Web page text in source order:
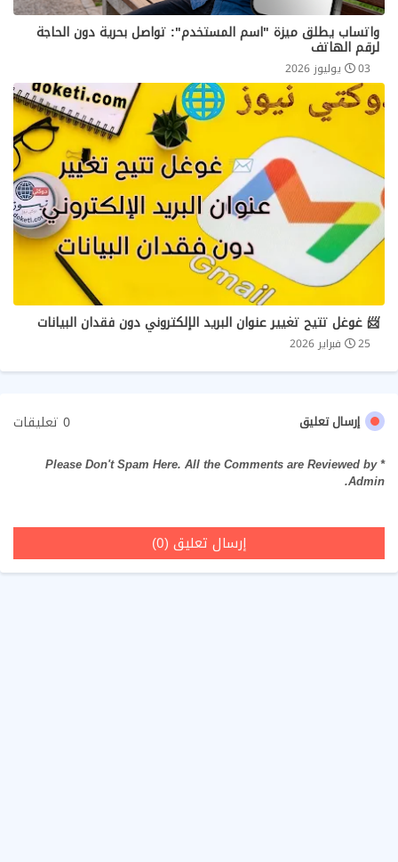
واتساب يطلق ميزة "اسم المستخدم": تواصل بحرية دون الحاجة
لرقم الهاتف
03 يوليوز 2026
📨 غوغل تتيح تغيير عنوان البريد الإلكتروني دون فقدان البيانات
25 فبراير 2026
إرسال تعليق 0 تعليقات
* Please Don't Spam Here. All the Comments are Reviewed by
Admin.
إرسال تعليق (0)